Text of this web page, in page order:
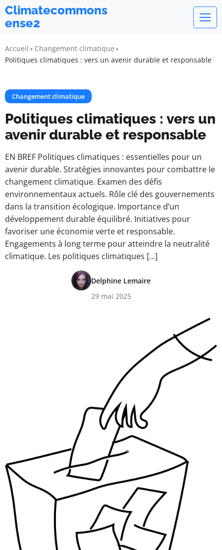
Climatecommons
ense2
Accueil
Changement climatique
Politiques climatiques : vers un avenir durable et responsable
Changement climatique
Politiques climatiques : vers un
avenir durable et responsable
EN BREF Politiques climatiques : essentielles pour un
avenir durable. Stratégies innovantes pour combattre le
changement climatique. Examen des défis
environnementaux actuels. Rôle clé des gouvernements
dans la transition écologique. Importance d’un
développement durable équilibré. Initiatives pour
favoriser une économie verte et responsable.
Engagements à long terme pour atteindre la neutralité
climatique. Les politiques climatiques […]
Delphine Lemaire
29 mai 2025